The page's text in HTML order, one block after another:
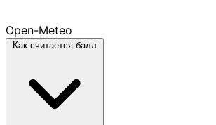
Open-Meteo
Как считается балл